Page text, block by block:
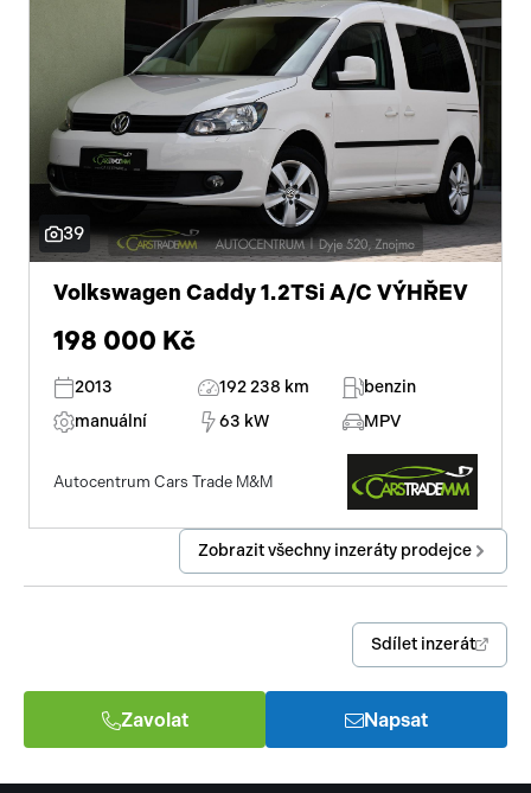
39
Volkswagen Caddy 1.2TSi A/C VÝHŘEV
198 000 Kč
2013 192 238 km
benzin
manuální
63 kW MPV
Autocentrum Cars Trade M&M
Zobrazit všechny inzeráty prodejce
Sdílet inzerát
Zavolat Napsat